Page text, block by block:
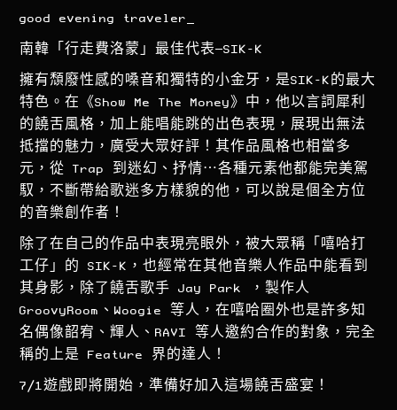
good evening traveler_
南韓「行走費洛蒙」最佳代表—SIK-K
擁有頹廢性感的嗓音和獨特的小金牙，是SIK-K的最大
特色。在《Show Me The Money》中，他以言詞犀利
的饒舌風格，加上能唱能跳的出色表現，展現出無法
抵擋的魅力，廣受大眾好評！其作品風格也相當多
元，從 Trap 到迷幻、抒情⋯各種元素他都能完美駕
馭，不斷帶給歌迷多方樣貌的他，可以說是個全方位
的音樂創作者！
除了在自己的作品中表現亮眼外，被大眾稱「嘻哈打
工仔」的 SIK-K，也經常在其他音樂人作品中能看到
其身影，除了饒舌歌手 Jay Park ，製作人
GroovyRoom、Woogie 等人，在嘻哈圈外也是許多知
名偶像韶宥、輝人、RAVI 等人邀約合作的對象，完全
稱的上是 Feature 界的達人！
7/1遊戲即將開始，準備好加入這場饒舌盛宴！